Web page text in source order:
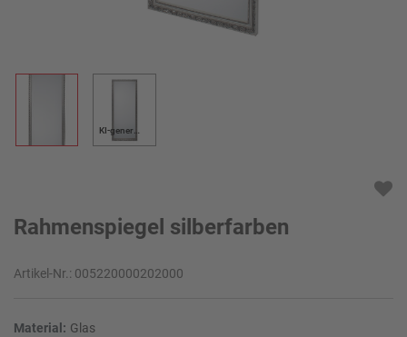
KI-generiert
Rahmenspiegel silberfarben
Artikel-Nr.: 005220000202000
Material: Glas